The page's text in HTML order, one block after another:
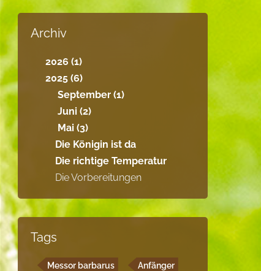
Archiv
2026 (1)
2025 (6)
September (1)
Juni (2)
Mai (3)
Die Königin ist da
Die richtige Temperatur
Die Vorbereitungen
Tags
Messor barbarus
Anfänger